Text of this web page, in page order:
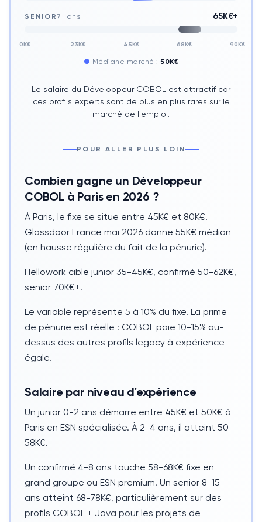
SENIOR 7+ ans 65K€+
0K€ 23K€ 45K€ 68K€ 90K€
● Médiane marché :50K€
Le salaire du Développeur COBOL est attractif car
ces profils experts sont de plus en plus rares sur le
marché de l'emploi.
POUR ALLER PLUS LOIN
Combien gagne un Développeur
COBOL à Paris en 2026 ?
À Paris, le fixe se situe entre 45K€ et 80K€.
Glassdoor France mai 2026 donne 55K€ médian
(en hausse régulière du fait de la pénurie).
Hellowork cible junior 35-45K€, confirmé 50-62K€,
senior 70K€+.
Le variable représente 5 à 10% du fixe. La prime
de pénurie est réelle : COBOL paie 10-15% au-
dessus des autres profils legacy à expérience
égale.
Salaire par niveau d'expérience
Un junior 0-2 ans démarre entre 45K€ et 50K€ à
Paris en ESN spécialisée. À 2-4 ans, il atteint 50-
58K€.
Un confirmé 4-8 ans touche 58-68K€ fixe en
grand groupe ou ESN premium. Un senior 8-15
ans atteint 68-78K€, particulièrement sur des
profils COBOL + Java pour les projets de